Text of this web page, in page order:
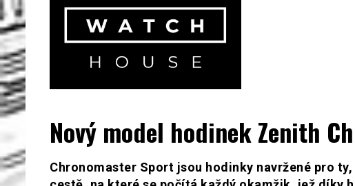
WatchHouse.cz
Nový model hodinek Zenith
Chronomaster Sport jsou hodinky navržené pro